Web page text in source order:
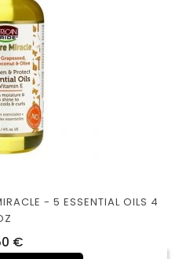
- 5 ESSENTIAL OILS 4
€